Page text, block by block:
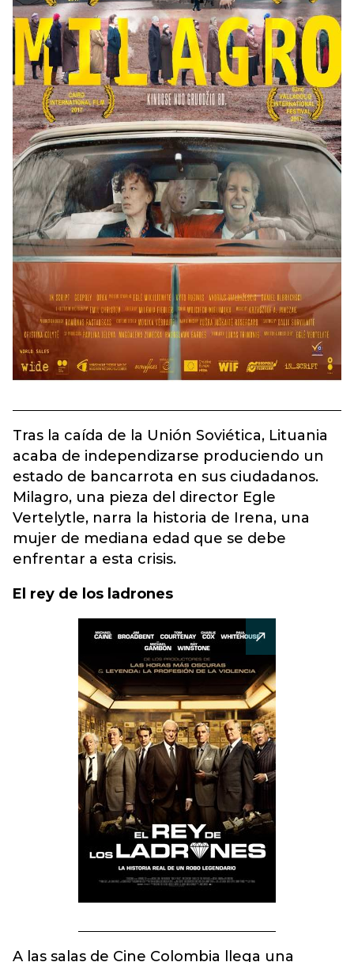
Tras la caída de la Unión Soviética, Lituania
acaba de independizarse produciendo un
estado de bancarrota en sus ciudadanos.
Milagro, una pieza del director Egle
Vertelytle, narra la historia de Irena, una
mujer de mediana edad que se debe
enfrentar a esta crisis.
El rey de los ladrones
A las salas de Cine Colombia llega una